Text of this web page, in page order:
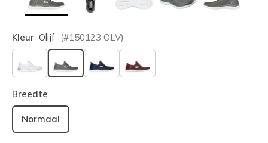
Kleur Olijf (#150123 OLV)
geselecteerd
Breedte
Normaal